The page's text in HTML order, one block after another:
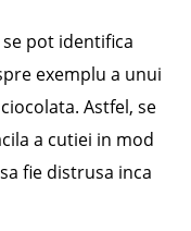
pot identifica
exemplu a unui
Astfel, se
a cutiei in mod
fie distrusa inca